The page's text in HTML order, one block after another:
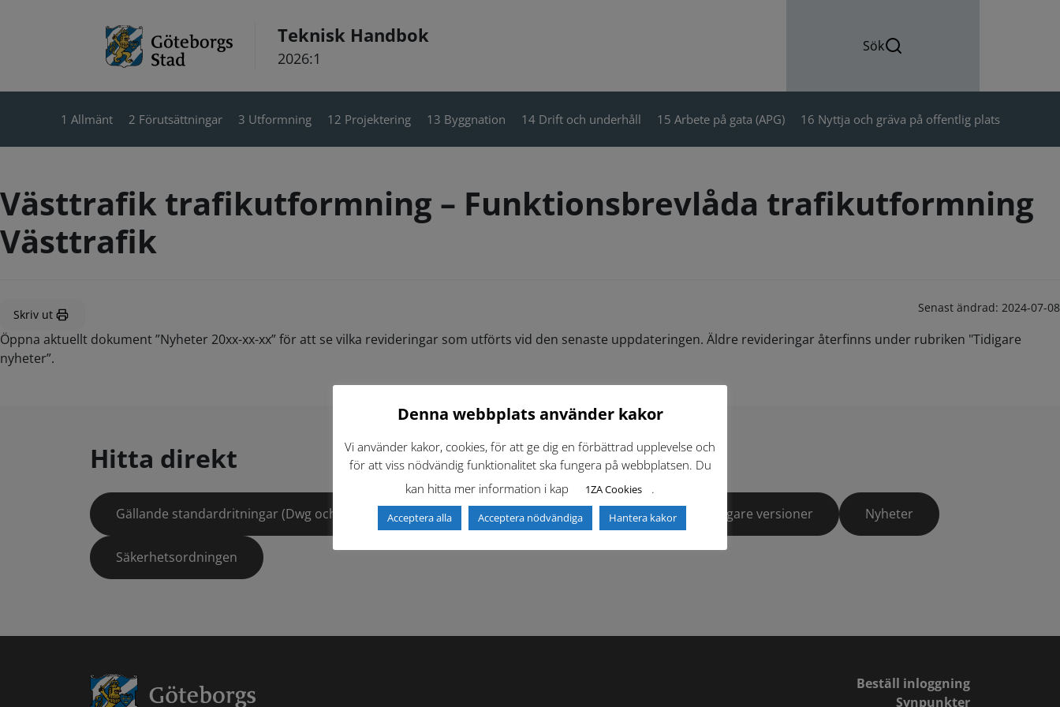
Teknisk Handbok
2026:1
Sök
1 Allmänt 2 Förutsättningar 3 Utformning 12 Projektering 13 Byggnation 14 Drift och underhåll 15 Arbete på gata (APG) 16 Nyttja och gräva på offentlig plats
Västtrafik trafikutformning – Funktionsbrevlåda trafikutformning
Västtrafik
Skriv ut Senast ändrad: 2024-07-08
Öppna aktuellt dokument ”Nyheter 20xx-xx-xx” för att se vilka revideringar som utförts vid den senaste uppdateringen. Äldre revideringar återfinns under rubriken "Tidigare
nyheter”.
Hitta direkt
Gällande standardritningar (Dwg och pdf) Dokumentbibliotek Kontaktlista Tidigare versioner Nyheter
Säkerhetsordningen
Beställ inloggning
Synpunkter
Denna webbplats använder kakor
Vi använder kakor, cookies, för att ge dig en förbättrad upplevelse och
för att viss nödvändig funktionalitet ska fungera på webbplatsen. Du
kan hitta mer information i kap
1ZA Cookies .
Acceptera alla Acceptera nödvändiga Hantera kakor